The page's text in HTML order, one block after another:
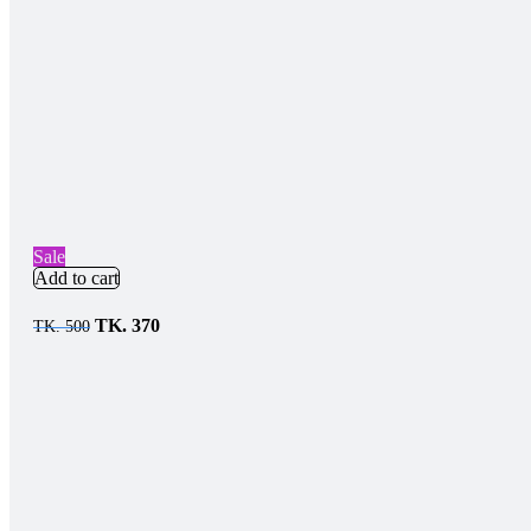
Sale
Add to cart
TK.500 TK. 370